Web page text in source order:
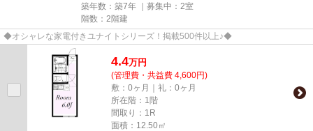
築年数：築7年 ｜募集中： 2室
階数：2階建
◆オシャレな家電付きユナイトシリーズ！掲載500件以上♪◆
4.4万円
(管理費・共益費 4,600円)
敷：0ヶ月｜礼：0ヶ月
所在階：1階
間取り：1R
面積：12.50㎡